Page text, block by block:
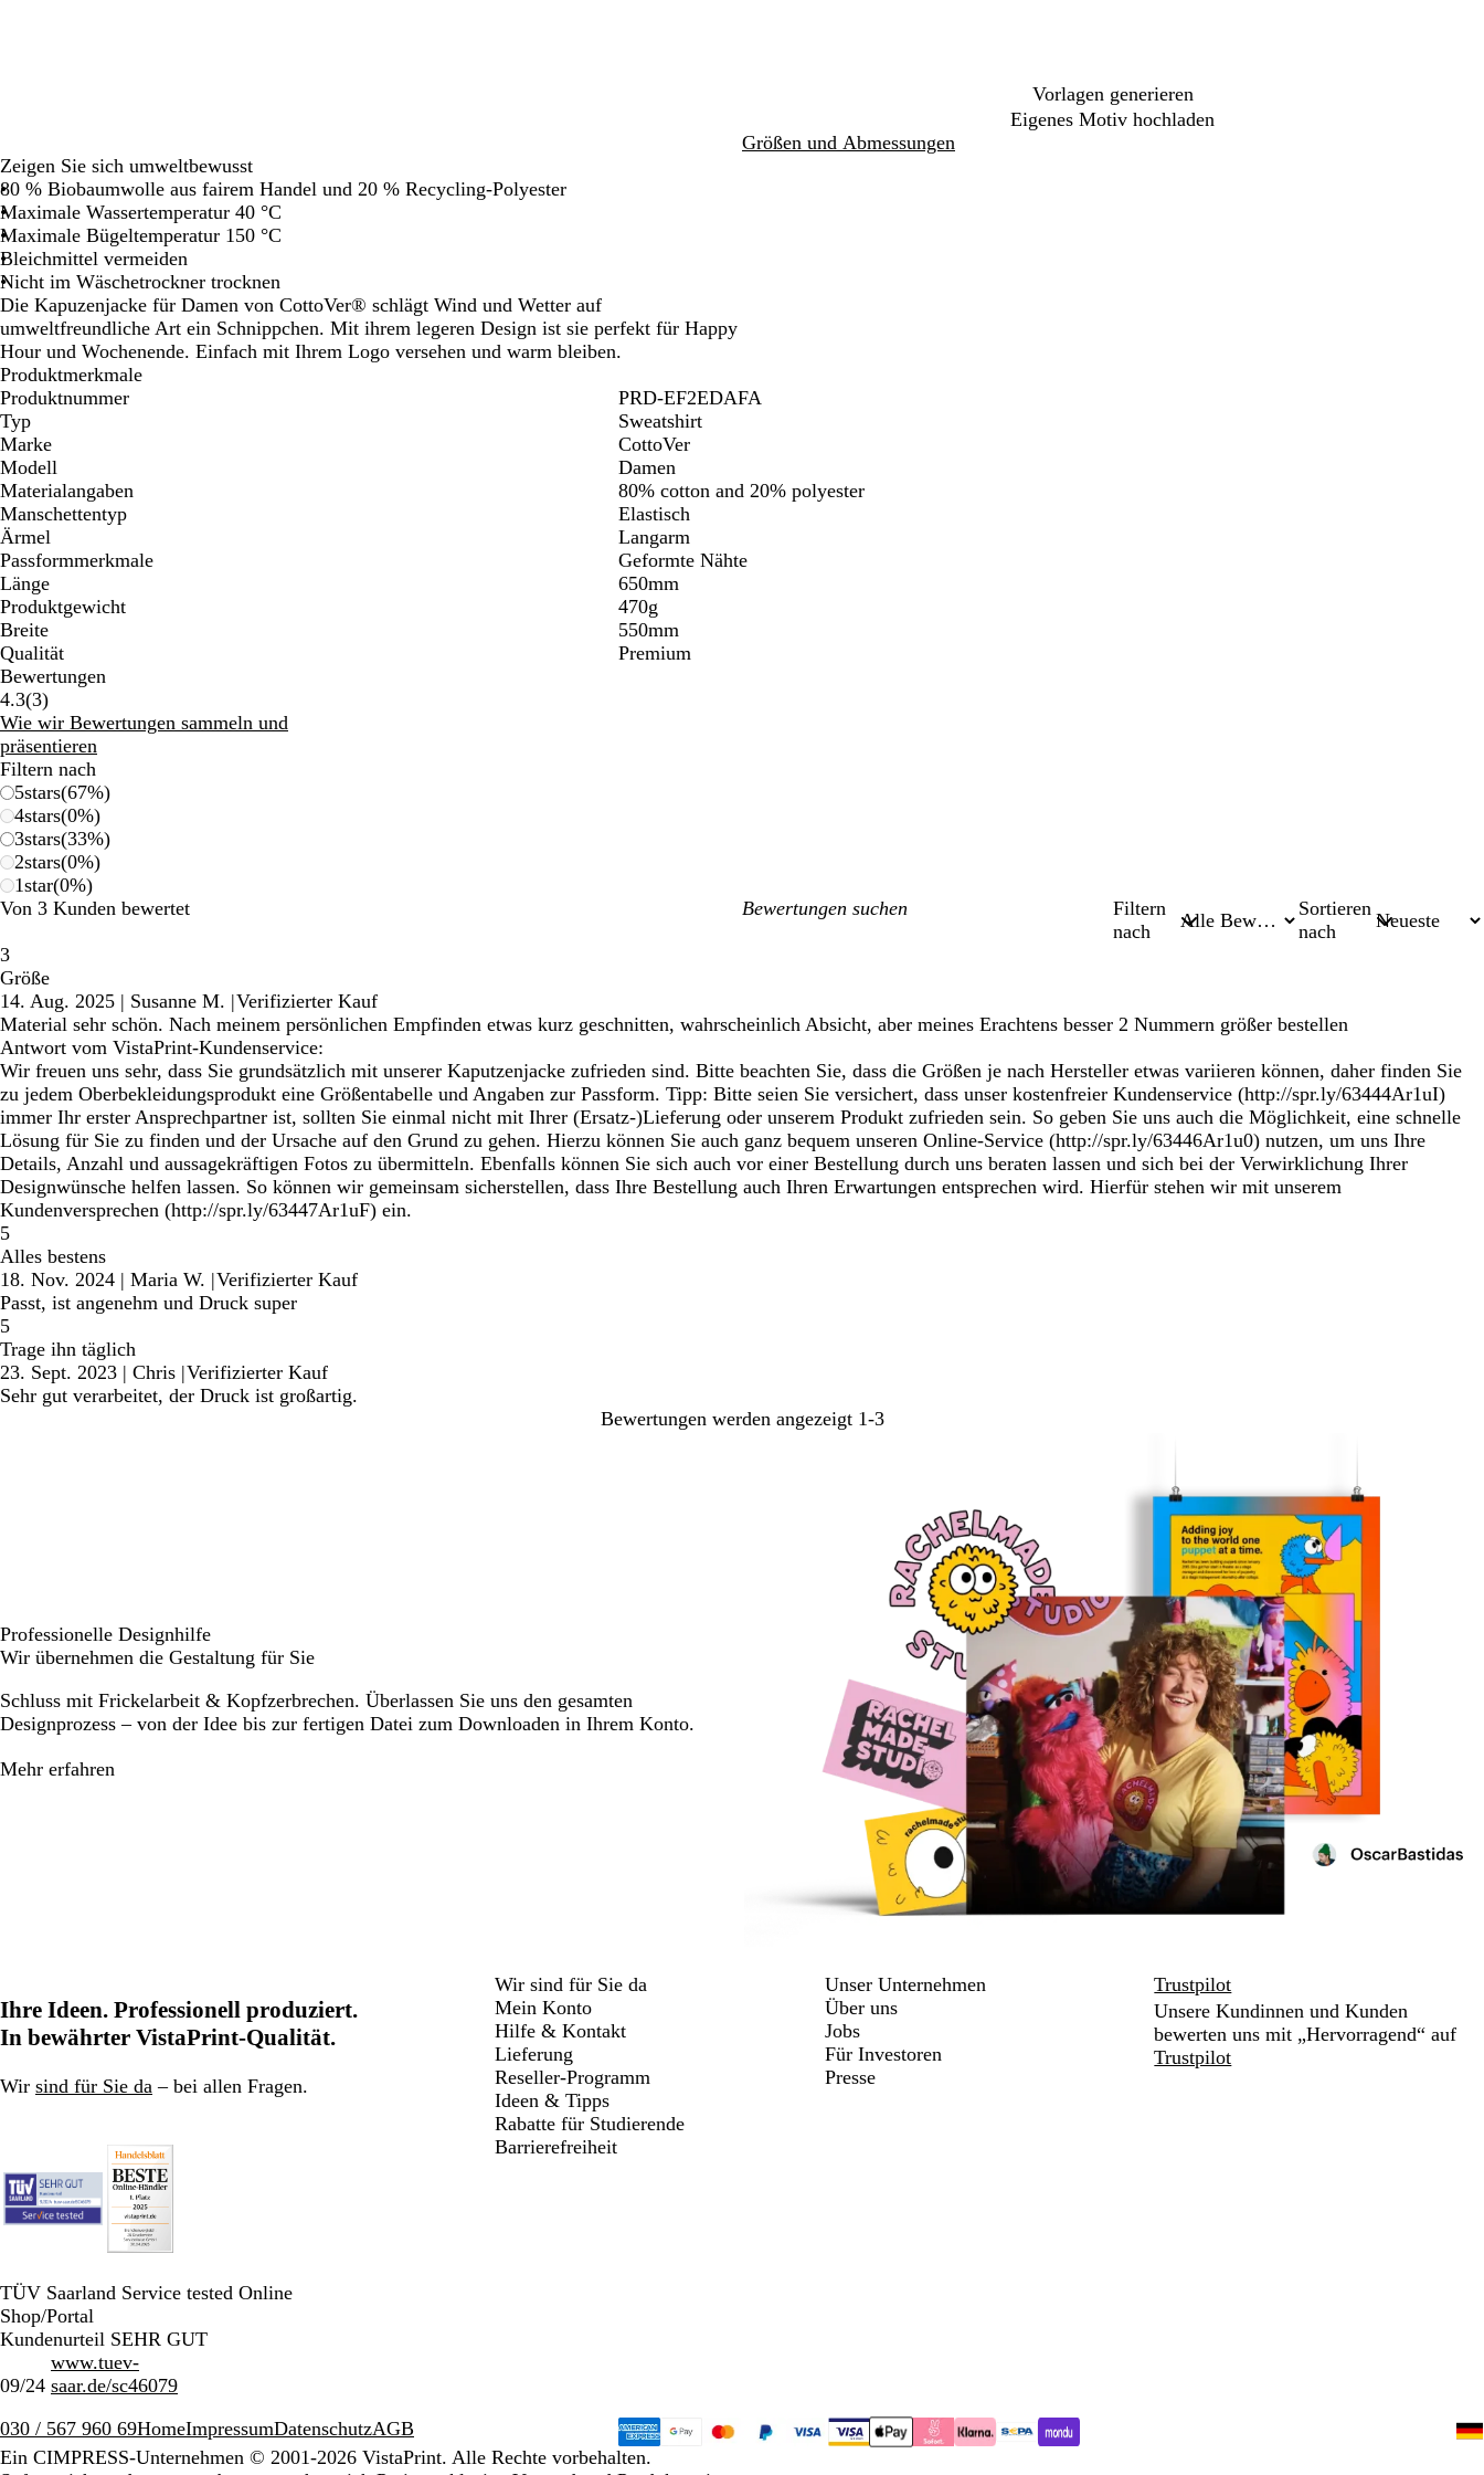
Vorlagen generieren
Eigenes Motiv hochladen
Größen und Abmessungen
Zeigen Sie sich umweltbewusst
80 % Biobaumwolle aus fairem Handel und 20 % Recycling-Polyester
Maximale Wassertemperatur 40 °C
Maximale Bügeltemperatur 150 °C
Bleichmittel vermeiden
Nicht im Wäschetrockner trocknen
Die Kapuzenjacke für Damen von CottoVer® schlägt Wind und Wetter auf
umweltfreundliche Art ein Schnippchen. Mit ihrem legeren Design ist sie perfekt für Happy
Hour und Wochenende. Einfach mit Ihrem Logo versehen und warm bleiben.
Produktmerkmale
Produktnummer
PRD-EF2EDAFA
Typ
Sweatshirt
Marke
CottoVer
Modell
Damen
Materialangaben
80% cotton and 20% polyester
Manschettentyp
Elastisch
Ärmel
Langarm
Passformmerkmale
Geformte Nähte
Länge
650mm
Produktgewicht
470g
Breite
550mm
Qualität
Premium
Bewertungen
4.3(33
Bewertungen
)
Wie wir Bewertungen sammeln und
präsentieren
Filtern nach
5stars(67%)
4stars(0%)
3stars(33%)
2stars(0%)
1star(0%)
Von 3 Kunden bewertet
Meine
Filtern
nach
Sortieren
nach
3
Größe
14. Aug. 2025 | Susanne M. |Verifizierter Kauf
Material sehr schön. Nach meinem persönlichen Empfinden etwas kurz geschnitten, wahrscheinlich Absicht, aber meines Erachtens besser 2 Nummern größer bestellen
Antwort vom VistaPrint-Kundenservice:
Wir freuen uns sehr, dass Sie grundsätzlich mit unserer Kaputzenjacke zufrieden sind. Bitte beachten Sie, dass die Größen je nach Hersteller etwas variieren können, daher finden Sie
zu jedem Oberbekleidungsprodukt eine Größentabelle und Angaben zur Passform. Tipp: Bitte seien Sie versichert, dass unser kostenfreier Kundenservice (http://spr.ly/63444Ar1uI)
immer Ihr erster Ansprechpartner ist, sollten Sie einmal nicht mit Ihrer (Ersatz-)Lieferung oder unserem Produkt zufrieden sein. So geben Sie uns auch die Möglichkeit, eine schnelle
Lösung für Sie zu finden und der Ursache auf den Grund zu gehen. Hierzu können Sie auch ganz bequem unseren Online-Service (http://spr.ly/63446Ar1u0) nutzen, um uns Ihre
Details, Anzahl und aussagekräftigen Fotos zu übermitteln. Ebenfalls können Sie sich auch vor einer Bestellung durch uns beraten lassen und sich bei der Verwirklichung Ihrer
Designwünsche helfen lassen. So können wir gemeinsam sicherstellen, dass Ihre Bestellung auch Ihren Erwartungen entsprechen wird. Hierfür stehen wir mit unserem
Kundenversprechen (http://spr.ly/63447Ar1uF) ein.
5
Alles bestens
18. Nov. 2024 | Maria W. |Verifizierter Kauf
Passt, ist angenehm und Druck super
5
Trage ihn täglich
23. Sept. 2023 | Chris |Verifizierter Kauf
Sehr gut verarbeitet, der Druck ist großartig.
Bewertungen werden angezeigt 1-3
Professionelle Designhilfe
Wir übernehmen die Gestaltung für Sie
Schluss mit Frickelarbeit & Kopfzerbrechen. Überlassen Sie uns den gesamten
Designprozess – von der Idee bis zur fertigen Datei zum Downloaden in Ihrem Konto.
Mehr erfahren
Ihre Ideen. Professionell produziert.
In bewährter VistaPrint-Qualität.
Wir sind für Sie da – bei allen Fragen.
TÜV Saarland Service tested Online
Shop/Portal
Kundenurteil SEHR GUT
09/24
www.tuev-
saar.de/sc46079
Wir sind für Sie da
Mein Konto
Hilfe & Kontakt
Lieferung
Reseller-Programm
Ideen & Tipps
Rabatte für Studierende
Barrierefreiheit
Unser Unternehmen
Über uns
Jobs
Für Investoren
Presse
Trustpilot
Unsere Kundinnen und Kunden
bewerten uns mit „Hervorragend“ auf
Trustpilot
030 / 567 960 69HomeImpressumDatenschutzAGB
Ein CIMPRESS-Unternehmen © 2001-2026 VistaPrint. Alle Rechte vorbehalten.